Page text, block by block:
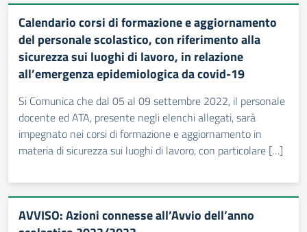
Calendario corsi di formazione e aggiornamento
del personale scolastico, con riferimento alla
sicurezza sui luoghi di lavoro, in relazione
all’emergenza epidemiologica da covid-19
Si Comunica che dal 05 al 09 settembre 2022, il personale
docente ed ATA, presente negli elenchi allegati, sarà
impegnato nei corsi di formazione e aggiornamento in
materia di sicurezza sui luoghi di lavoro, con particolare […]
AVVISO: Azioni connesse all’Avvio dell’anno